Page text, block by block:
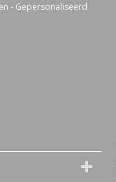
- Gepersonaliseerd